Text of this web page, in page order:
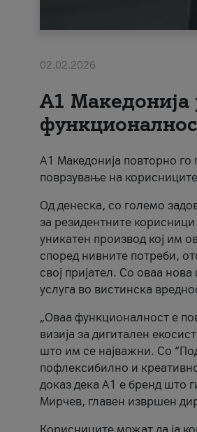
02.02.2026
А1 Македонија
А1 Македонија повторно
поврзување на
Од денеска, со големо
за резидентните
уникатен производ кој им
според нивните потреби,
свој пријател. Со оваа
услуга во вистинска
„Оваа функционалност е
визија за дигитален
што им се најважни. Со
пофлексибилно и
доказ дека А1 е бренд што
Мирчев, главен извршен